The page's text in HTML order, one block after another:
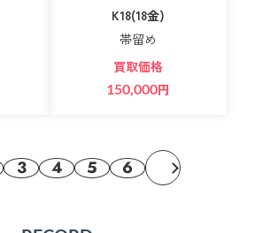
K18(18金)
帯留め
買取価格
150,000円
3 4 5 6